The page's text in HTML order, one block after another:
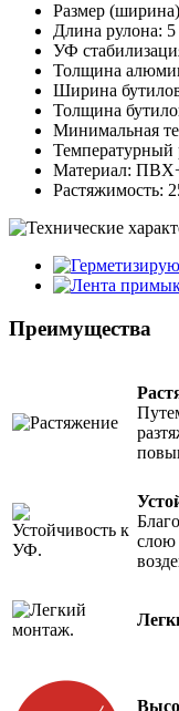
Размер
Длина рулона:
УФ
Толщина
Ширина
Толщина
Минимальная
Материал:
Растяжимость:
Преимущества
слою